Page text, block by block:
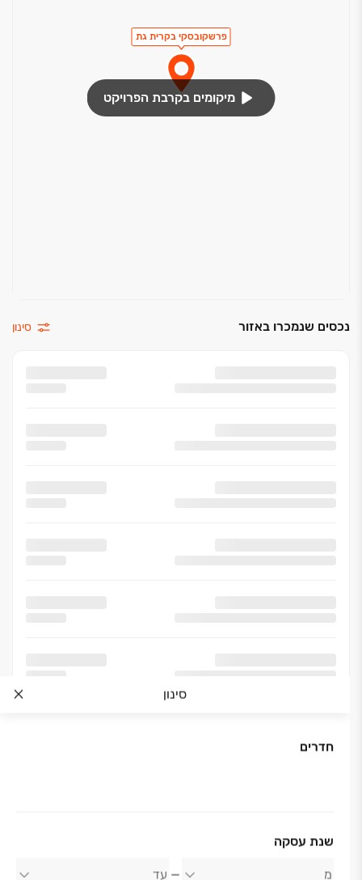
פרשקובסקי בקרית גת
מיקומים בקרבת הפרויקט
נכסים שנמכרו באזור סינון
סינון
חדרים
שנת עסקה